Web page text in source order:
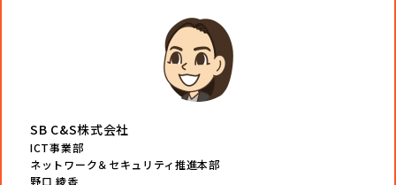
SB C&S株式会社
ICT事業部
ネットワーク＆セキュリティ推進本部
野口 綾香